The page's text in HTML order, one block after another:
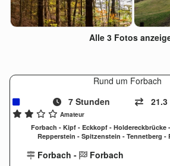
Alle 3 Fotos
Rund um Forbach
7 Stunden
21.3
Amateur
Forbach - Kipf - Eckkopf - Holdereckbrücke
Repperstein - Spitzenstein - Tennetberg -
Forbach -
Forbach